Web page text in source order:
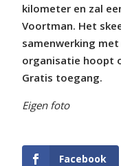
kilometer en zal
Voortman. Het
samenwerking met
organisatie hoopt
Gratis toegang.
Eigen foto
Facebook